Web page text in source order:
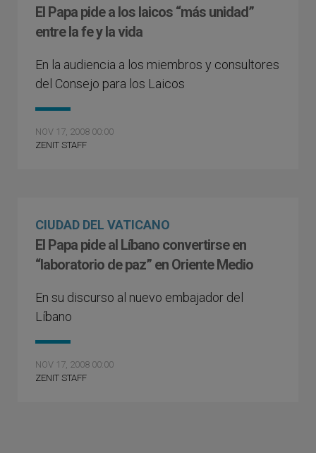
El Papa pide a los laicos “más unidad”
entre la fe y la vida
En la audiencia a los miembros y consultores
del Consejo para los Laicos
NOV 17, 2008 00:00
ZENIT STAFF
CIUDAD DEL VATICANO
El Papa pide al Líbano convertirse en
“laboratorio de paz” en Oriente Medio
En su discurso al nuevo embajador del
Líbano
NOV 17, 2008 00:00
ZENIT STAFF